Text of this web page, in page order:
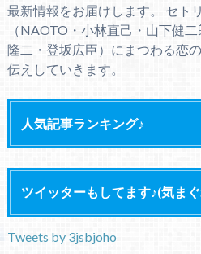
最新情報をお届けします。 セト
（NAOTO・小林直己・山下健
隆二・登坂広臣）にまつわる恋
伝えしていきます。
人気記事ランキング♪
ツイッターもしてます♪(気まぐ
Tweets by 3jsbjoho